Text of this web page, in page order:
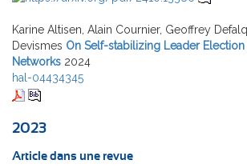
Karine Altisen, Alain Cournier, Geoffrey
Devismes On Self-stabilizing Leader
Networks 2024
hal-04434345
2023
Article dans une revue